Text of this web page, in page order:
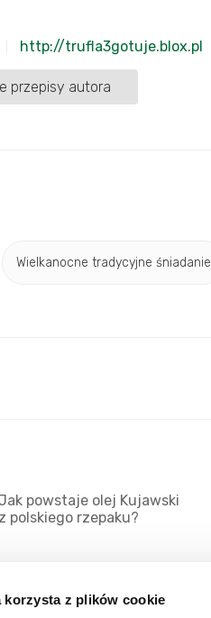
korzysta z plików cookie
http://trufla3gotuje.blox.pl
przepisy autora
Wielkanocne tradycyjne śniadanie
powstaje olej Kujawski
z polskiego rzepaku?